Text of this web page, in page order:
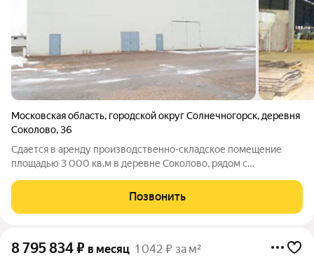
Московская область, городской округ Солнечногорск, деревня
Соколово,36
Сдается в аренду производственно-складское помещение
площадью 3 000 кв.м в деревне Соколово, рядом с
Большие въездные ворота для грузового
Позвонить
8 795 834₽ в месяц 1 042 ₽ за м²